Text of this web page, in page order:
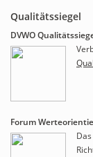
Qualitätssiegel
DVWO
Forum